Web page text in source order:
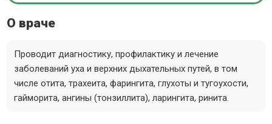
О враче
Проводит диагностику, профилактику и лечение
заболеваний уха и верхних дыхательных путей, в том
числе отита, трахеита, фарингита, глухоты и тугоухости,
гайморита, ангины (тонзиллита), ларингита, ринита.